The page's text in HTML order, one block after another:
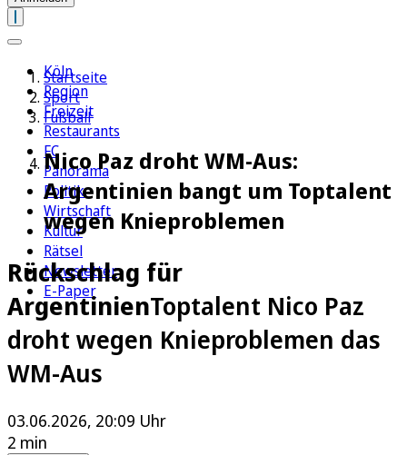
Köln
Region
Freizeit
Restaurants
FC
Panorama
Politik
Wirtschaft
Kultur
Rätsel
Newsletter
E-Paper
Startseite
Sport
Fußball
Nico Paz droht WM-Aus:
Argentinien bangt um Toptalent
wegen Knieproblemen
Rückschlag für
ArgentinienToptalent Nico Paz
droht wegen Knieproblemen das
WM-Aus
03.06.2026, 20:09 Uhr
2 min